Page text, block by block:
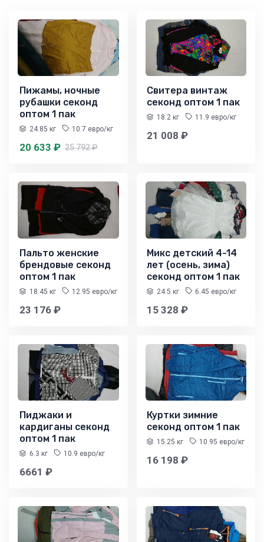
Пижамы, ночные
рубашки секонд
оптом 1 пак
24.85 кг 10.7 евро/кг
20 633 ₽ 25 792 ₽
Свитера винтаж
секонд оптом 1 пак
18.2 кг 11.9 евро/кг
21 008 ₽
Пальто женские
брендовые секонд
оптом 1 пак
18.45 кг 12.95 евро/кг
23 176 ₽
Микс детский 4-14
лет (осень, зима)
секонд оптом 1 пак
24.5 кг 6.45 евро/кг
15 328 ₽
Пиджаки и
кардиганы секонд
оптом 1 пак
6.3 кг 10.9 евро/кг
6661 ₽
Куртки зимние
секонд оптом 1 пак
15.25 кг 10.95 евро/кг
16 198 ₽